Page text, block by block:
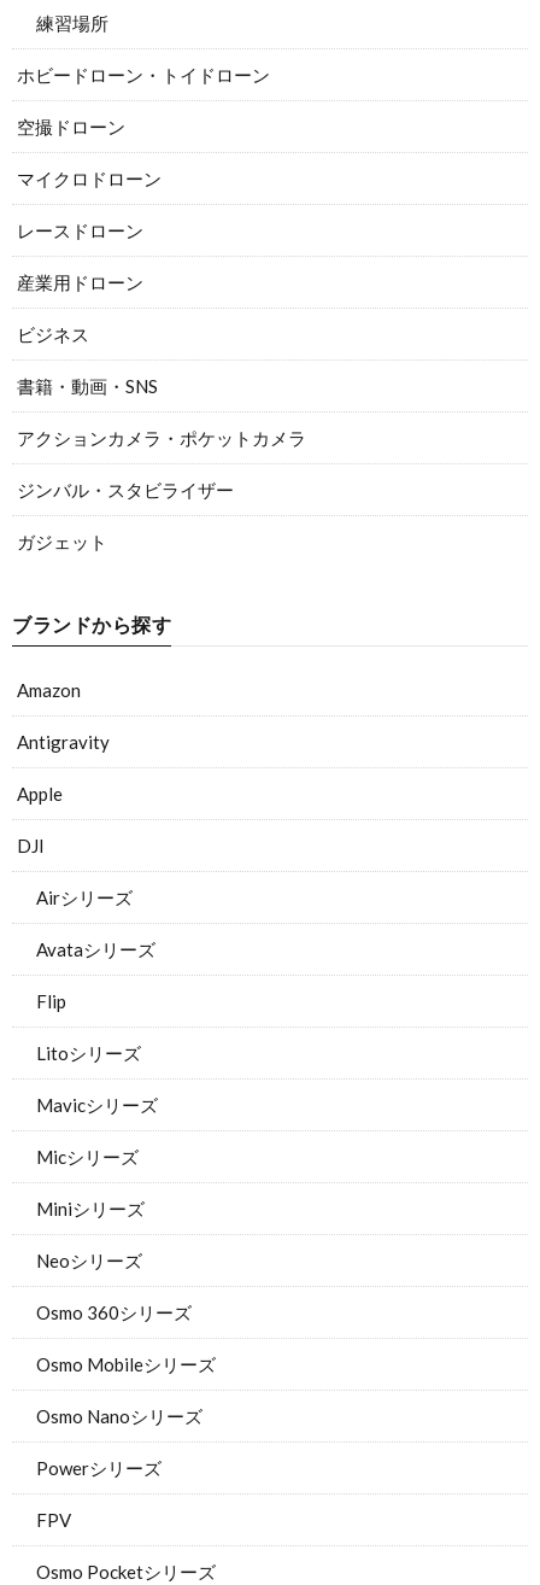
練習場所
ホビードローン・トイドローン
空撮ドローン
マイクロドローン
レースドローン
産業用ドローン
ビジネス
書籍・動画・SNS
アクションカメラ・ポケットカメラ
ジンバル・スタビライザー
ガジェット
ブランドから探す
Amazon
Antigravity
Apple
DJI
Airシリーズ
Avataシリーズ
Flip
Litoシリーズ
Mavicシリーズ
Micシリーズ
Miniシリーズ
Neoシリーズ
Osmo 360シリーズ
Osmo Mobileシリーズ
Osmo Nanoシリーズ
Powerシリーズ
FPV
Osmo Pocketシリーズ